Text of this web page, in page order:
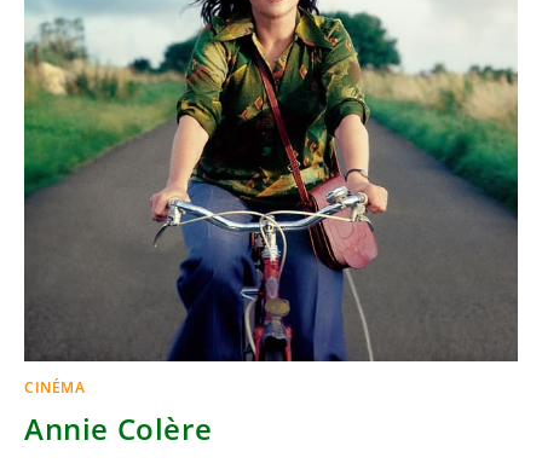
CINÉMA
Annie Colère